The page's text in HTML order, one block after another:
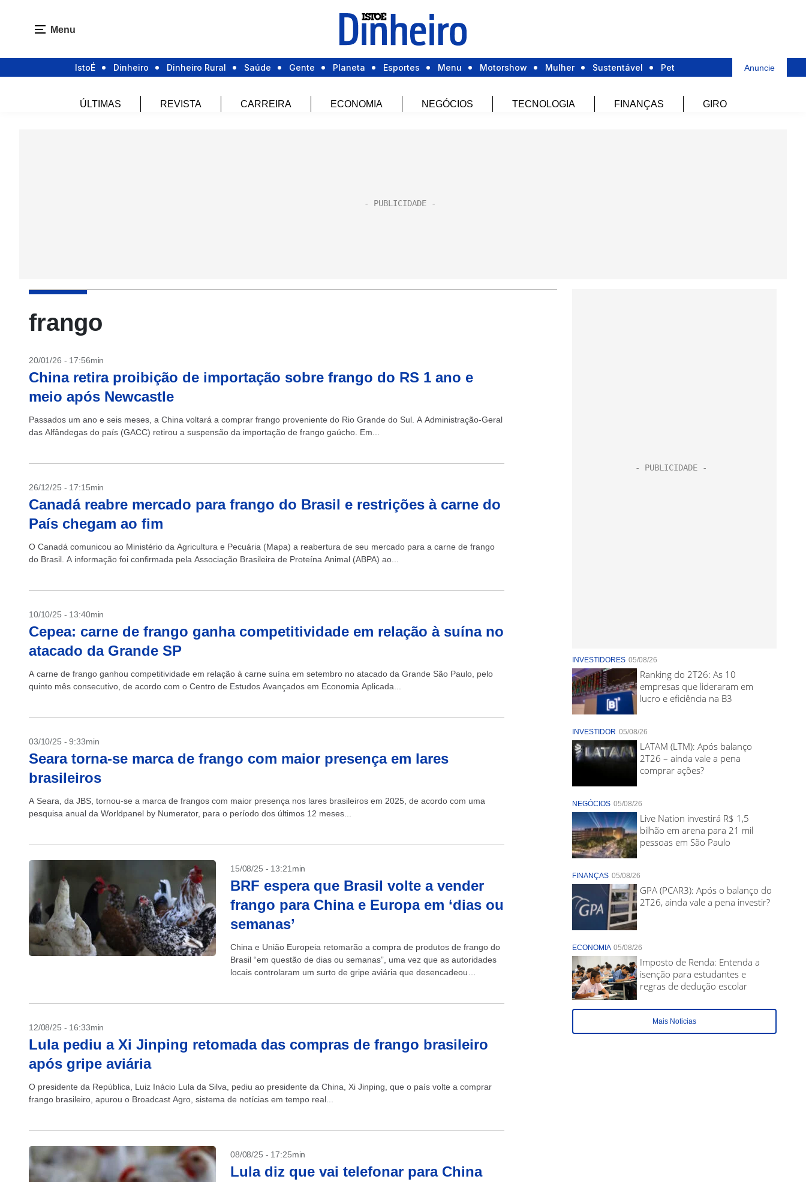
Menu
IstoÉ Dinheiro Dinheiro Rural Saúde Gente Planeta Esportes Menu Motorshow Mulher Sustentável Pet Anuncie
ÚLTIMAS REVISTA CARREIRA ECONOMIA NEGÓCIOS TECNOLOGIA FINANÇAS GIRO
frango
20/01/26 - 17:56min
China retira proibição de importação sobre frango do RS 1 ano e
meio após Newcastle
Passados um ano e seis meses, a China voltará a comprar frango proveniente do Rio Grande do Sul. A Administração-Geral
das Alfândegas do país (GACC) retirou a suspensão da importação de frango gaúcho. Em...
26/12/25 - 17:15min
Canadá reabre mercado para frango do Brasil e restrições à carne do
País chegam ao fim
O Canadá comunicou ao Ministério da Agricultura e Pecuária (Mapa) a reabertura de seu mercado para a carne de frango
do Brasil. A informação foi confirmada pela Associação Brasileira de Proteína Animal (ABPA) ao...
10/10/25 - 13:40min
Cepea: carne de frango ganha competitividade em relação à suína no
atacado da Grande SP
A carne de frango ganhou competitividade em relação à carne suína em setembro no atacado da Grande São Paulo, pelo
quinto mês consecutivo, de acordo com o Centro de Estudos Avançados em Economia Aplicada...
03/10/25 - 9:33min
Seara torna-se marca de frango com maior presença em lares
brasileiros
A Seara, da JBS, tornou-se a marca de frangos com maior presença nos lares brasileiros em 2025, de acordo com uma
pesquisa anual da Worldpanel by Numerator, para o período dos últimos 12 meses...
15/08/25 - 13:21min
BRF espera que Brasil volte a vender
frango para China e Europa em ‘dias ou
semanas’
China e União Europeia retomarão a compra de produtos de frango do
Brasil “em questão de dias ou semanas”, uma vez que as autoridades
locais controlaram um surto de gripe aviária que desencadeou
12/08/25 - 16:33min
Lula pediu a Xi Jinping retomada das compras de frango brasileiro
após gripe aviária
O presidente da República, Luiz Inácio Lula da Silva, pediu ao presidente da China, Xi Jinping, que o país volte a comprar
frango brasileiro, apurou o Broadcast Agro, sistema de notícias em tempo real...
08/08/25 - 17:25min
Lula diz que vai telefonar para China
INVESTIDORES 05/08/26
Ranking do 2T26: As 10
empresas que lideraram em
lucro e eficiência na B3
INVESTIDOR 05/08/26
LATAM (LTM): Após balanço
2T26 – ainda vale a pena
comprar ações?
NEGÓCIOS 05/08/26
Live Nation investirá R$ 1,5
bilhão em arena para 21 mil
pessoas em São Paulo
FINANÇAS 05/08/26
GPA (PCAR3): Após o balanço do
2T26, ainda vale a pena investir?
ECONOMIA 05/08/26
Imposto de Renda: Entenda a
isenção para estudantes e
regras de dedução escolar
Mais Noticias